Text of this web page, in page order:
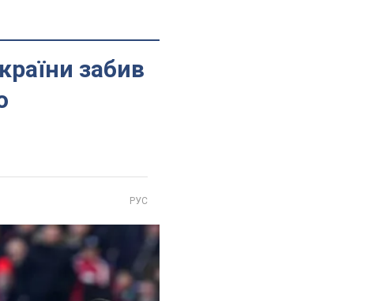
забив
РУС